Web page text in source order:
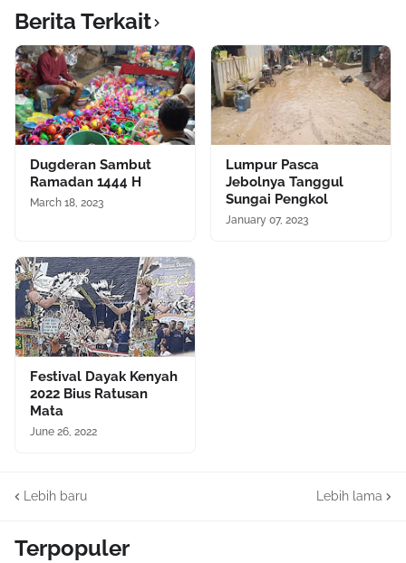
Berita Terkait
Dugderan Sambut
Ramadan 1444 H
March 18, 2023
Lumpur Pasca
Jebolnya Tanggul
Sungai Pengkol
January 07, 2023
Festival Dayak Kenyah
2022 Bius Ratusan
Mata
June 26, 2022
Lebih baru Lebih lama
Terpopuler